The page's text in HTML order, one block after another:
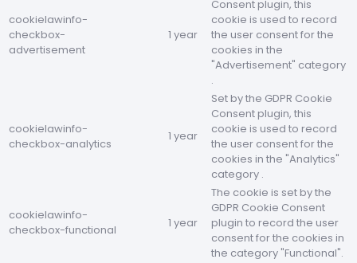
cookielawinfo-
checkbox-
advertisement
1 year
Consent plugin, this
cookie is used to record
the user consent for the
cookies in the
"Advertisement" category
.
cookielawinfo-
checkbox-analytics
1 year
Set by the GDPR Cookie
Consent plugin, this
cookie is used to record
the user consent for the
cookies in the "Analytics"
category .
cookielawinfo-
checkbox-functional
1 year
The cookie is set by the
GDPR Cookie Consent
plugin to record the user
consent for the cookies in
the category "Functional".